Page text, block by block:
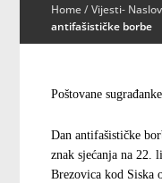
Home/Vijesti-
antifašističke borbe
Poštovane
Dan antifašističke
znak sjećanja na 22.
Brezovica kod Siska